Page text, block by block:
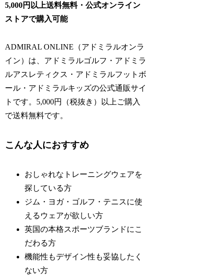
5,000円以上送料無料・公式オンライン
ストアで購入可能
ADMIRAL ONLINE（アドミラルオンラ
イン）は、アドミラルゴルフ・アドミラ
ルアスレティクス・アドミラルフットボ
ール・アドミラルキッズの公式通販サイ
トです。5,000円（税抜き）以上ご購入
で送料無料です。
こんな人におすすめ
おしゃれなトレーニングウェアを
探している方
ジム・ヨガ・ゴルフ・テニスに使
えるウェアが欲しい方
英国の本格スポーツブランドにこ
だわる方
機能性もデザイン性も妥協したく
ない方